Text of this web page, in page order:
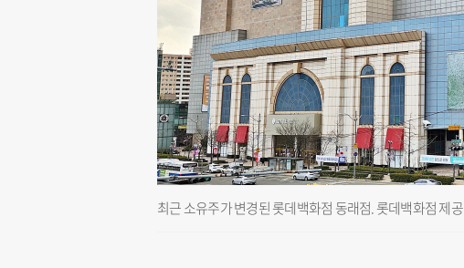
최근 소유주가 변경된 롯데백화점 동래점. 롯데백화점 제공